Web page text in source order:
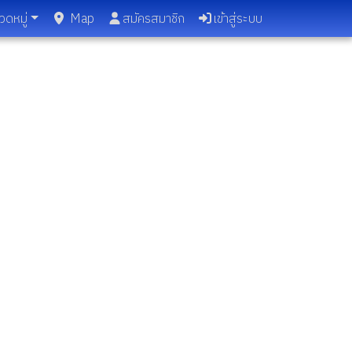
ดหมู่ Map สมัครสมาชิก เข้าสู่ระบบ